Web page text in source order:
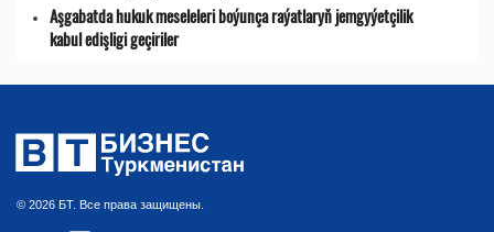
Aşgabatda hukuk meseleleri boýunça raýatlaryň jemgyýetçilik
kabul edişligi geçiriler
© 2026 БТ. Все права защищены.